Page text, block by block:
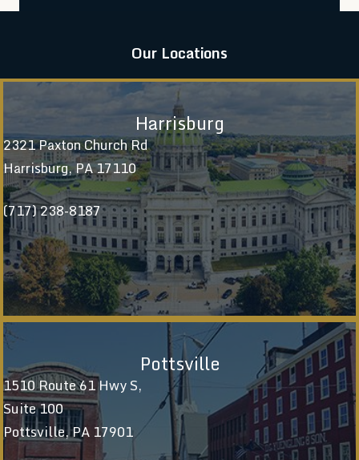
Our Locations
Harrisburg
2321 Paxton Church Rd
Harrisburg, PA 17110
(717) 238-8187
Pottsville
1510 Route 61 Hwy S,
Suite 100
Pottsville, PA 17901